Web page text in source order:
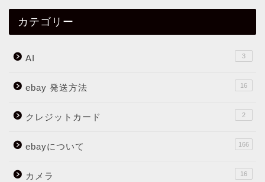
カテゴリー
AI 3
ebay 発送方法 16
クレジットカード 2
ebayについて 166
カメラ 16